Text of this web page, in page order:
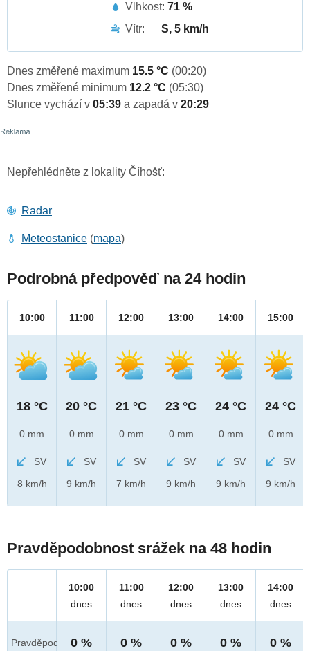
Vlhkost: 71 %
Vítr:
S, 5 km/h
Dnes změřené maximum 15.5 °C (00:20)
Dnes změřené minimum 12.2 °C (05:30)
Slunce vychází v 05:39 a zapadá v 20:29
Nepřehlédněte z lokality Číhošť:
Radar
Meteostanice (mapa)
Podrobná předpověď na 24 hodin
10:00
18 °C
0 mm
SV
8 km/h
11:00
20 °C
0 mm
SV
9 km/h
12:00
21 °C
0 mm
SV
7 km/h
13:00
23 °C
0 mm
SV
9 km/h
14:00
24 °C
0 mm
SV
9 km/h
15:00
24 °C
0 mm
SV
9 km/h
Pravděpodobnost srážek na 48 hodin
Pravděpod.
10:00
dnes
0 %
11:00
dnes
0 %
12:00
dnes
0 %
13:00
dnes
0 %
14:00
dnes
0 %